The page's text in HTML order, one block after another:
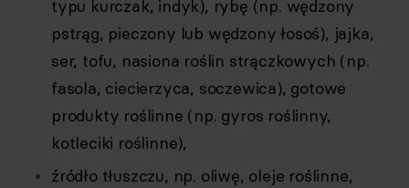
typu kurczak, indyk), rybę (np. wędzony
pstrąg, pieczony lub wędzony łosoś), jajka,
ser, tofu, nasiona roślin strączkowych (np.
fasola, ciecierzyca, soczewica), gotowe
produkty roślinne (np. gyros roślinny,
kotleciki roślinne),
źródło tłuszczu, np. oliwę, oleje roślinne,